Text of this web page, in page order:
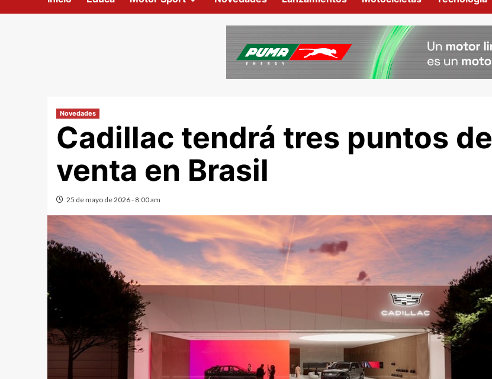
Novedades
Cadillac tendrá tres puntos de
venta en Brasil
25 de mayo de 2026 - 8:00 am